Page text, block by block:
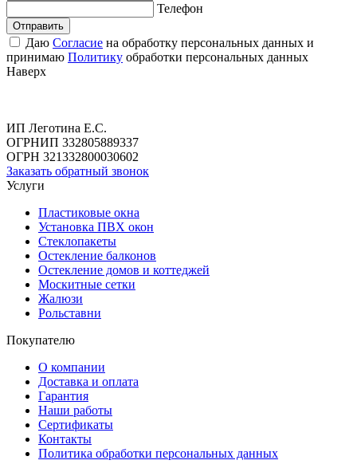
Телефон
Отправить
Даю Согласие на обработку персональных данных и
принимаю Политику обработки персональных данных
Наверх
ИП Леготина Е.С.
ОГРНИП 332805889337
ОГРН 321332800030602
Заказать обратный звонок
Услуги
Пластиковые окна
Установка ПВХ окон
Стеклопакеты
Остекление балконов
Остекление домов и коттеджей
Москитные сетки
Жалюзи
Рольставни
Покупателю
О компании
Доставка и оплата
Гарантия
Наши работы
Сертификаты
Контакты
Политика обработки персональных данных